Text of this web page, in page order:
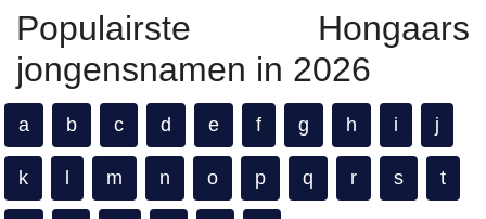
Populairste Hongaars
jongensnamen in 2026
a b c d e f g h i j
k m n o p q r s t